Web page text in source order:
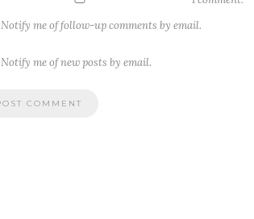
Notify me of follow-up comments by email.
Notify me of new posts by email.